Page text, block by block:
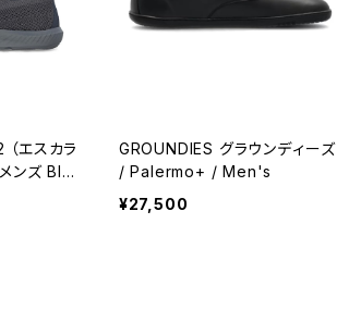
エスカラ
ンズ Bla
GROUNDIES グラウンディーズ
/ Palermo+ / Men's
¥27,500